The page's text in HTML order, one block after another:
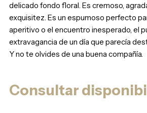
delicado fondo floral. Es cremoso,
exquisitez. Es un espumoso perfecto
aperitivo o el encuentro inesperado, el
extravagancia de un día que parecía
Y no te olvides de una buena compañía.
Consultar